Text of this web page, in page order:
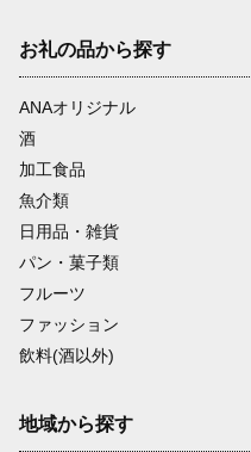
お礼の品から探す
ANAオリジナル
酒
加工食品
魚介類
日用品・雑貨
パン・菓子類
フルーツ
ファッション
飲料(酒以外)
地域から探す